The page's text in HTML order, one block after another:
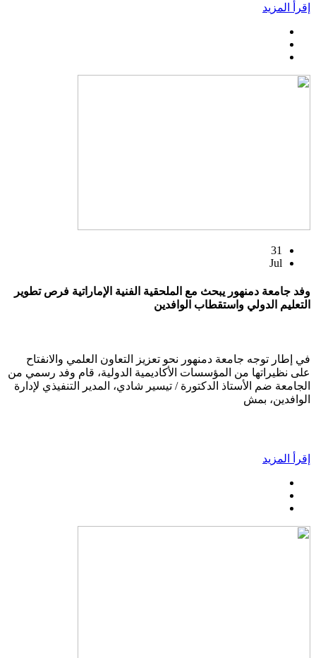
إقرأ المزيد
31
Jul
وفد جامعة دمنهور يبحث مع الملحقية الفنية الإماراتية فرص تطوير
التعليم الدولي واستقطاب الوافدين
في إطار توجه جامعة دمنهور نحو تعزيز التعاون العلمي والانفتاح
على نظيراتها من المؤسسات الأكاديمية الدولية، قام وفد رسمي من
الجامعة ضم الأستاذ الدكتورة / تيسير شادي، المدير التنفيذي لإدارة
الوافدين، بمش
إقرأ المزيد